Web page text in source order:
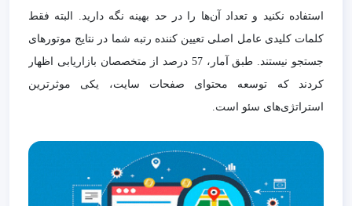
استفاده نکنید و تعداد آن‌ها را در حد بهینه نگه دارید. البته فقط
کلمات کلیدی عامل اصلی تعیین کننده رتبه شما در نتایج موتورهای
جستجو نیستند. طبق آمار، 57 درصد از متخصصان بازاریابی اظهار
کردند که توسعه محتوای صفحات سایت، یکی موثرترین
استراتژی‌های سئو است.